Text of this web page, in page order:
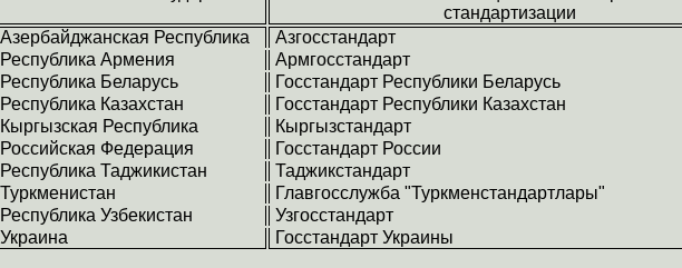
стандартизации
Азербайджанская Республика
Азгосстандарт
Республика Армения
Армгосстандарт
Республика Беларусь
Госстандарт Республики Беларусь
Республика Казахстан
Госстандарт Республики Казахстан
Кыргызская Республика
Кыргызстандарт
Российская Федерация
Госстандарт России
Республика Таджикистан
Таджикстандарт
Туркменистан
Главгосслужба "Туркменстандартлары"
Республика Узбекистан
Узгосстандарт
Украина
Госстандарт Украины